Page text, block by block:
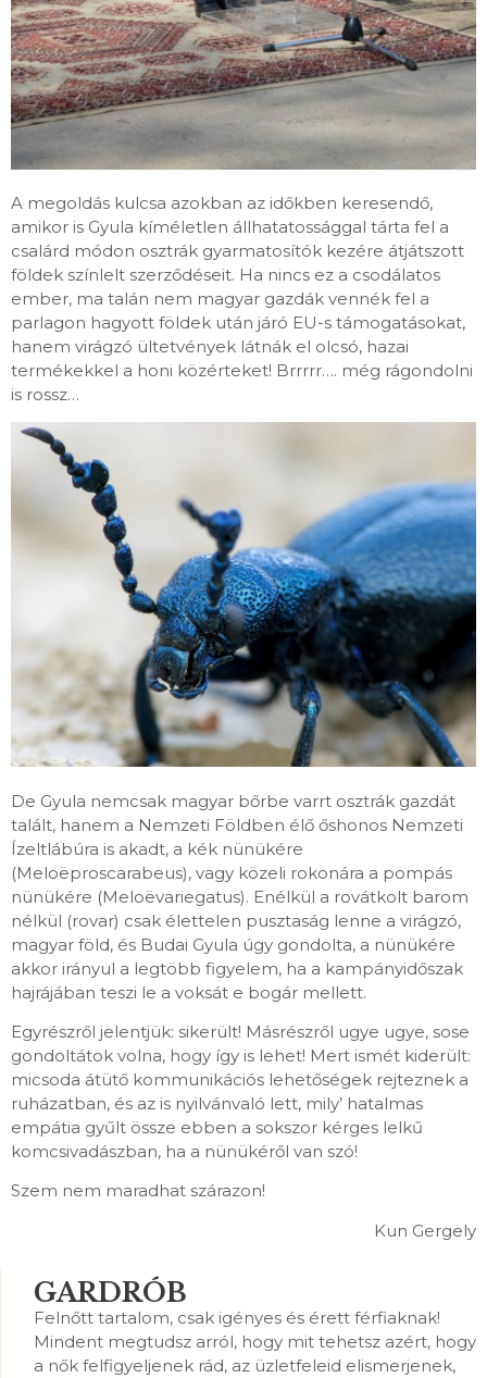
A megoldás kulcsa azokban az időkben keresendő,
amikor is Gyula kíméletlen állhatatossággal tárta fel a
csalárd módon osztrák gyarmatosítók kezére átjátszott
földek színlelt szerződéseit. Ha nincs ez a csodálatos
ember, ma talán nem magyar gazdák vennék fel a
parlagon hagyott földek után járó EU-s támogatásokat,
hanem virágzó ültetvények látnák el olcsó, hazai
termékekkel a honi közérteket! Brrrrr…. még rágondolni
is rossz…
De Gyula nemcsak magyar bőrbe varrt osztrák gazdát
talált, hanem a Nemzeti Földben élő őshonos Nemzeti
Ízeltlábúra is akadt, a kék nünükére
(Meloëproscarabeus), vagy közeli rokonára a pompás
nünükére (Meloëvariegatus). Enélkül a rovátkolt barom
nélkül (rovar) csak élettelen pusztaság lenne a virágzó,
magyar föld, és Budai Gyula úgy gondolta, a nünükére
akkor irányul a legtöbb figyelem, ha a kampányidőszak
hajrájában teszi le a voksát e bogár mellett.
Egyrészről jelentjük: sikerült! Másrészről ugye ugye, sose
gondoltátok volna, hogy így is lehet! Mert ismét kiderült:
micsoda átütő kommunikációs lehetőségek rejteznek a
ruházatban, és az is nyilvánvaló lett, mily’ hatalmas
empátia gyűlt össze ebben a sokszor kérges lelkű
komcsivadászban, ha a nünükéről van szó!
Szem nem maradhat szárazon!
Kun Gergely
GARDRÓB
Felnőtt tartalom, csak igényes és érett férfiaknak!
Mindent megtudsz arról, hogy mit tehetsz azért, hogy
a nők felfigyeljenek rád, az üzletfeleid elismerjenek,